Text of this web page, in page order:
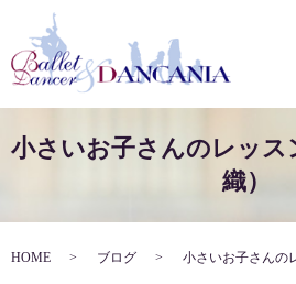
小さいお子さんのレッス
織）
HOME ブログ 小さいお子さんの